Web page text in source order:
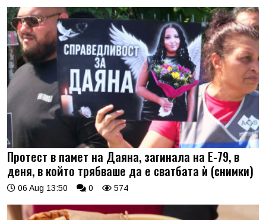
Протест в памет на Даяна, загинала на Е-79, в
деня, в който трябваше да е сватбата ѝ (снимки)
06 Aug 13:50 0 574